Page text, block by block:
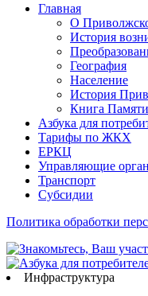
Главная
О
История
География
Население
История
Книга Памяти
Азбука для
Тарифы по ЖКХ
ЕРКЦ
Управляющие
Транспорт
Субсидии
Политика обработки
Инфраструктура